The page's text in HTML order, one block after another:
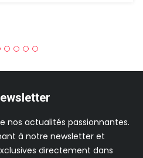
nos actualités passionnantes.
à notre newsletter et
directement dans